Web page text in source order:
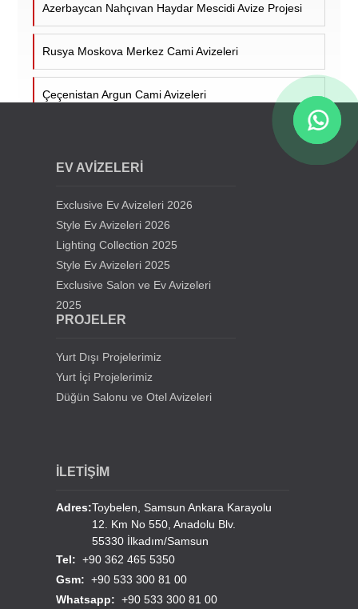
Azerbaycan Nahçıvan Haydar Mescidi Avize Projesi
Rusya Moskova Merkez Cami Avizeleri
Çeçenistan Argun Cami Avizeleri
Chandelier
Ahmat Haci Kadirov Cami Avizeleri
Almanya Camlı Mescid
Fransa Trappes Cami Avizeleri
Lübnan Tripoli Al Schokur Cami Avizeleri
Yurt Dışı Cami Avizelerimiz
EV AVİZELERİ
Exclusive Ev Avizeleri 2026
Style Ev Avizeleri 2026
Lighting Collection 2025
Style Ev Avizeleri 2025
Exclusive Salon ve Ev Avizeleri
2025
PROJELER
Yurt Dışı Projelerimiz
Yurt İçi Projelerimiz
Düğün Salonu ve Otel Avizeleri
İLETİŞİM
Adres:Toybelen, Samsun Ankara Karayolu
12. Km No 550, Anadolu Blv.
55330 İlkadım/Samsun
Tel:+90 362 465 5350
Gsm:+90 533 300 81 00
Whatsapp:+90 533 300 81 00